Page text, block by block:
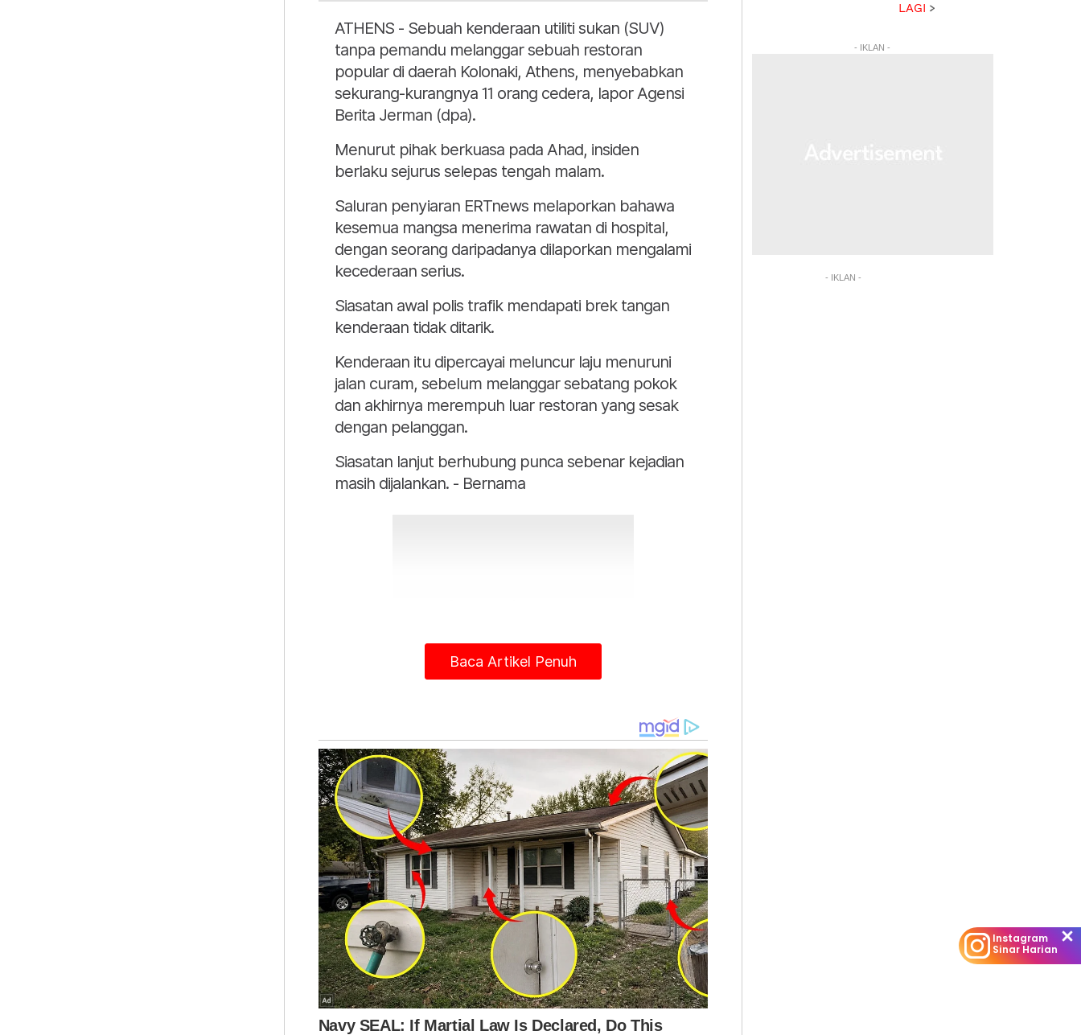
ATHENS - Sebuah kenderaan utiliti sukan (SUV)
tanpa pemandu melanggar sebuah restoran
popular di daerah Kolonaki, Athens, menyebabkan
sekurang-kurangnya 11 orang cedera, lapor Agensi
Berita Jerman (dpa).
Menurut pihak berkuasa pada Ahad, insiden
berlaku sejurus selepas tengah malam.
Saluran penyiaran ERTnews melaporkan bahawa
kesemua mangsa menerima rawatan di hospital,
dengan seorang daripadanya dilaporkan mengalami
kecederaan serius.
Siasatan awal polis trafik mendapati brek tangan
kenderaan tidak ditarik.
Kenderaan itu dipercayai meluncur laju menuruni
jalan curam, sebelum melanggar sebatang pokok
dan akhirnya merempuh luar restoran yang sesak
dengan pelanggan.
Siasatan lanjut berhubung punca sebenar kejadian
masih dijalankan. - Bernama
Artikel Berkaitan:
PRN Sabah: GRS harus tanding sekurang-kurangnya 50
kerusi DUN
Kebakaran restoran ragut sekurang-kurangnya 22
nyawa di China
Pemandu teksi maut dilanggar SUV
Muat turun aplikasi Sinar Harian. Klik di sini!
Kemalangan SUV
Baca Artikel Penuh
LAGI
- IKLAN -
- IKLAN -
Instagram
Sinar Harian